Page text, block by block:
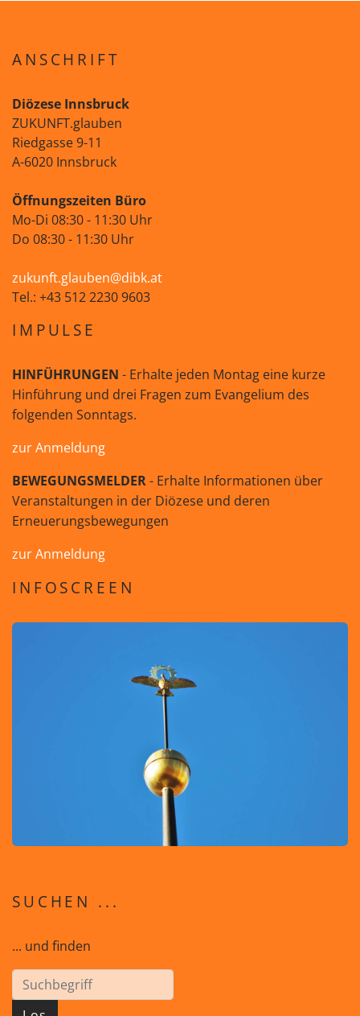
ANSCHRIFT
Diözese Innsbruck
ZUKUNFT.glauben
Riedgasse 9-11
A-6020 Innsbruck
Öffnungszeiten Büro
Mo-Di 08:30 - 11:30 Uhr
Do 08:30 - 11:30 Uhr
zukunft.glauben@dibk.at
Tel.: +43 512 2230 9603
IMPULSE
HINFÜHRUNGEN - Erhalte jeden Montag eine kurze
Hinführung und drei Fragen zum Evangelium des
folgenden Sonntags.
zur Anmeldung
BEWEGUNGSMELDER- Erhalte Informationen über
Veranstaltungen in der Diözese und deren
Erneuerungsbewegungen
zur Anmeldung
INFOSCREEN
SUCHEN ...
... und finden